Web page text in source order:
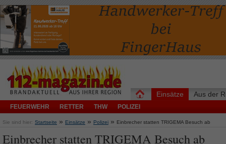
Einsätze
FEUERWEHR RETTER THW POLIZEI
Aus der
Sie sind hier: Startseite » Einsätze » Polizei » Einbrecher statten TRIGEMA Besuch ab
Einbrecher statten TRIGEMA Besuch ab